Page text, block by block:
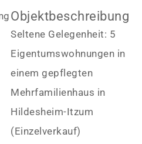
Objektbeschreibung
Seltene Gelegenheit: 5
Eigentumswohnungen in
einem gepflegten
Mehrfamilienhaus in
Hildesheim-Itzum
(Einzelverkauf)